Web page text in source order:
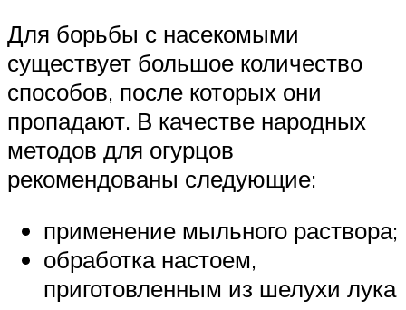
Для борьбы с насекомыми
существует большое количество
способов, после которых они
пропадают. В качестве народных
методов для огурцов
рекомендованы следующие:
применение мыльного раствора;
обработка настоем,
приготовленным из шелухи лука